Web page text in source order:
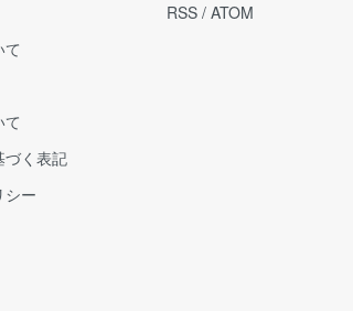
づく表記
シー
RSS / ATOM